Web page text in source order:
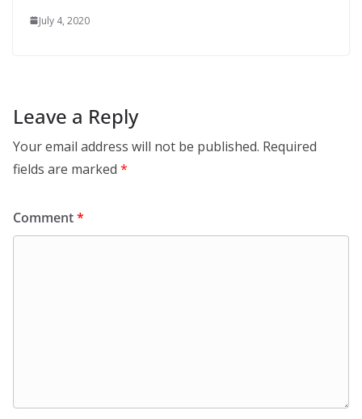
July 4, 2020
Leave a Reply
Your email address will not be published. Required
fields are marked *
Comment*